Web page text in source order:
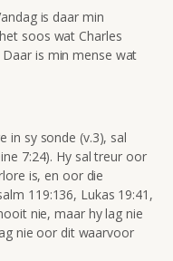
is daar min
soos wat Charles
Daar is min mense wat
in sy sonde (v.3), sal
7:24). Hy sal treur oor
is, en oor die
119:136, Lukas 19:41,
nie, maar hy lag nie
nie oor dit waarvoor